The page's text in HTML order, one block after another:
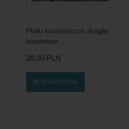
Płatki kosmetyczne okrągłe,
bawełniane,...
28,00 PLN
DO KOSZYKA